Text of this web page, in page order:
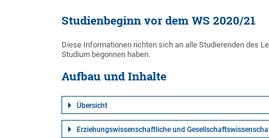
Studienbeginn vor dem WS 2020/21
Diese Informationen richten sich an alle Studierenden des
Studium begonnen haben.
Aufbau und Inhalte
Übersicht
Erziehungswissenschaftliche und